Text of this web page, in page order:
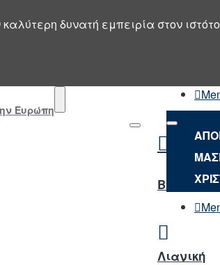
δυνατή εμπειρία στον
Ευρώπη
NEO
B2B
Λιανική